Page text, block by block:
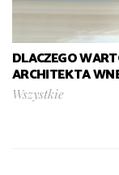
DLACZEGO
ARCHITEKTA
Wszystkie